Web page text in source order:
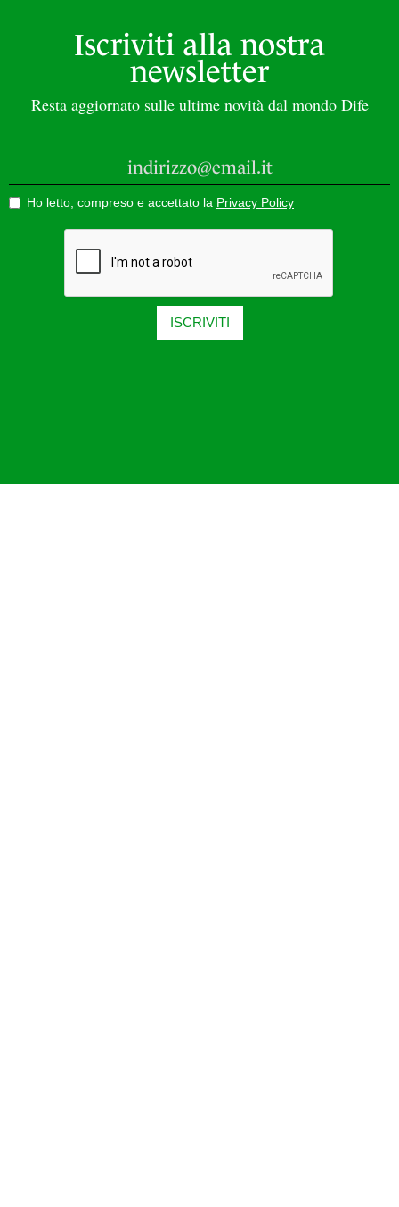
Iscriviti alla nostra
newsletter
Resta aggiornato sulle ultime novità dal mondo Dife
Ho letto, compreso e accettato la Privacy Policy